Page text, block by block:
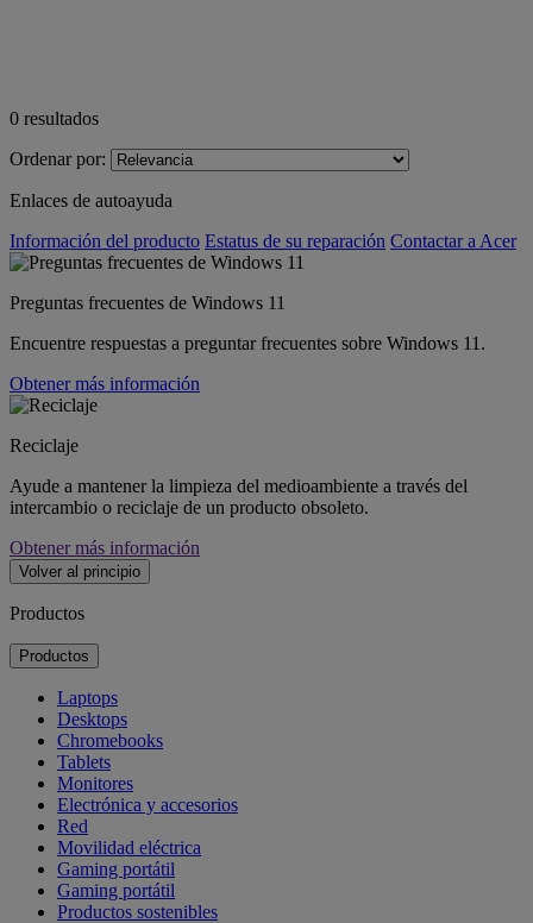
0 resultados
Ordenar por:
Enlaces de autoayuda
Información del producto Estatus de su reparación Contactar a Acer
Preguntas frecuentes de Windows 11
Encuentre respuestas a preguntar frecuentes sobre Windows 11.
Obtener más información
Reciclaje
Ayude a mantener la limpieza del medioambiente a través del
intercambio o reciclaje de un producto obsoleto.
Obtener más información
Volver al principio
Productos
Productos
Laptops
Desktops
Chromebooks
Tablets
Monitores
Electrónica y accesorios
Red
Movilidad eléctrica
Gaming portátil
Gaming portátil
Productos sostenibles